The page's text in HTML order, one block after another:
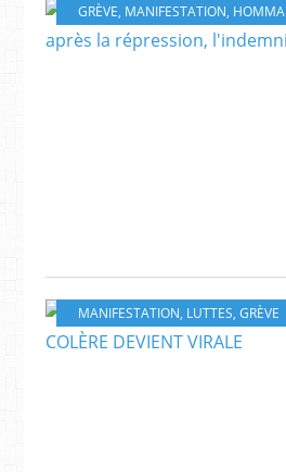
GRÈVE, MANIFESTATION, HOMMAGES
MANIFESTATION, LUTTES, GRÈVE